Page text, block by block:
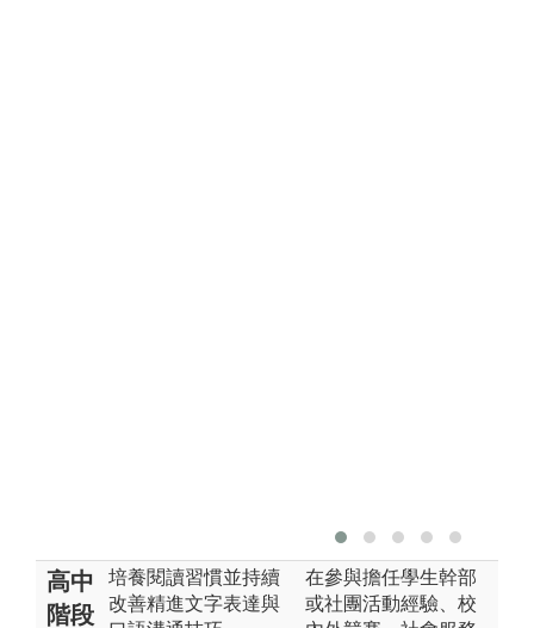
高中
階段
培養閱讀習慣並持續
改善精進文字表達與
在參與擔任學生幹部
或社團活動經驗、校